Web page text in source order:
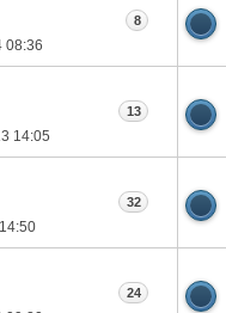
08:36
8
14:05
13
14:50
32
24